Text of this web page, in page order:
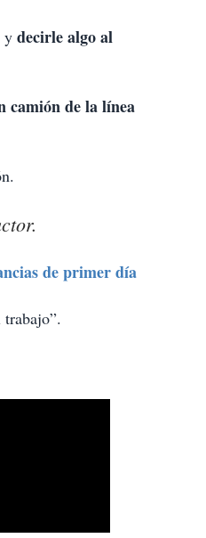
y decirle algo al
camión de la línea
de primer día